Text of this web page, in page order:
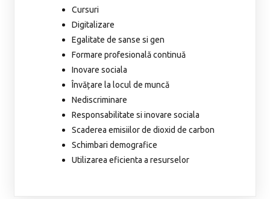
Cursuri
Digitalizare
Egalitate de sanse si gen
Formare profesională continuă
Inovare sociala
Învățare la locul de muncă
Nediscriminare
Responsabilitate si inovare sociala
Scaderea emisiilor de dioxid de carbon
Schimbari demografice
Utilizarea eficienta a resurselor